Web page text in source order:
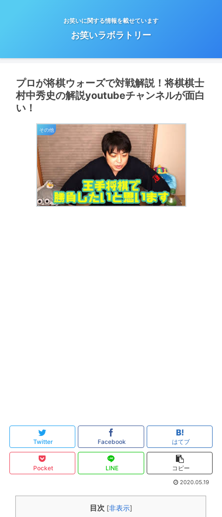
お笑いに関する情報を載せています
お笑いラボラトリー
プロが将棋ウォーズで対戦解説！将棋棋士
村中秀史の解説youtubeチャンネルが面白
い！
その他
Twitter Facebook はてブ
Pocket LINE コピー
2020.05.19
目次 [非表示]